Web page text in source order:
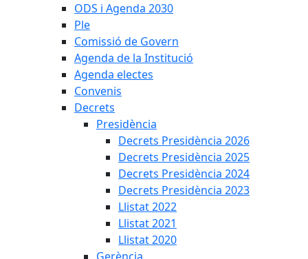
ODS i Agenda 2030
Ple
Comissió de Govern
Agenda de la Institució
Agenda electes
Convenis
Decrets
Presidència
Decrets Presidència 2026
Decrets Presidència 2025
Decrets Presidència 2024
Decrets Presidència 2023
Llistat 2022
Llistat 2021
Llistat 2020